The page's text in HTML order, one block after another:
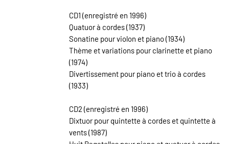
CD1 (enregistré en 1996)
Quatuor à cordes (1937)
Sonatine pour violon et piano (1934)
Thème et variations pour clarinette et piano
(1974)
Divertissement pour piano et trio à cordes
(1933)
CD2 (enregistré en 1996)
Dixtuor pour quintette à cordes et quintette à
vents (1987)